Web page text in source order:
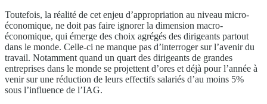
Toutefois, la réalité de cet enjeu d’appropriation au niveau micro-
économique, ne doit pas faire ignorer la dimension macro-
économique, qui émerge des choix agrégés des dirigeants partout
dans le monde. Celle-ci ne manque pas d’interroger sur l’avenir du
travail. Notamment quand un quart des dirigeants de grandes
entreprises dans le monde se projettent d’ores et déjà pour l’année à
venir sur une réduction de leurs effectifs salariés d’au moins 5%
sous l’influence de l’IAG.